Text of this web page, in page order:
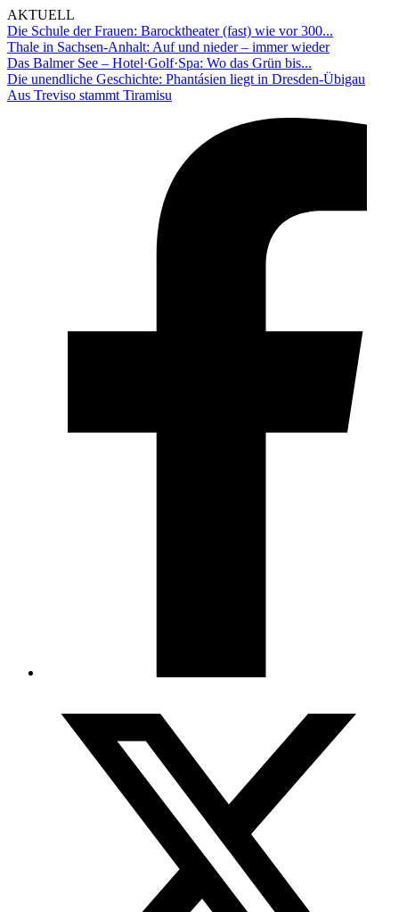
AKTUELL
Die Schule der Frauen: Barocktheater (fast) wie vor 300...
Thale in Sachsen-Anhalt: Auf und nieder – immer wieder
Das Balmer See – Hotel·Golf·Spa: Wo das Grün bis...
Die unendliche Geschichte: Phantásien liegt in Dresden-Übigau
Aus Treviso stammt Tiramisu